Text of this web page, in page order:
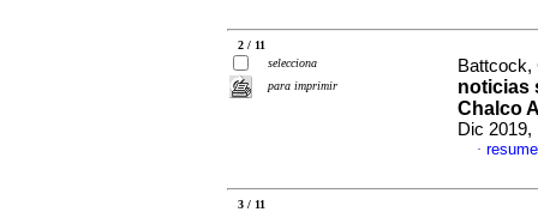
2 / 11
selecciona
para imprimir
noticias
Chalco
Dic 2019,
·
3 / 11